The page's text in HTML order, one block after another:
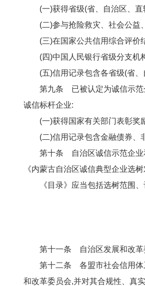
(一)获得省级(省、自治区、
(二)参与抢险救灾、社会公益
(三)在国家公共信用综合评价
(四)中国人民银行省级分支机
(五)信用记录包含各省级(省
第九条 已被认定为诚信示范
诚信标杆企业:
(一)获得国家有关部门表彰奖
(二)信用记录包含金融债券、
第十条 自治区诚信示范企业
《内蒙古自治区诚信典型企业选
《目录》应当包括选树范围
第十一条 自治区发展和改革
第十二条 各盟市社会信用体
和改革委员会,并对其合规性、真